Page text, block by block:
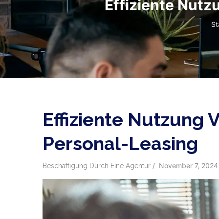
Effiziente
Effiziente Nutzung
Personal-Leasing
Beschäftigung Durch Eine Agentur / November 7, 2024